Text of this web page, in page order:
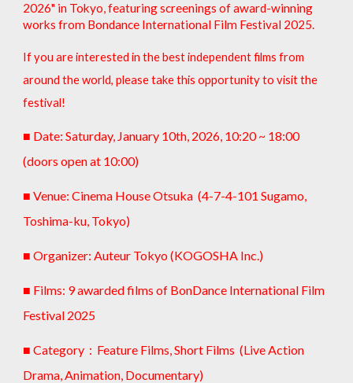
2026" in Tokyo, featuring screenings of award-winning
works from Bondance International Film Festival 2025.
If you are interested in the best independent films from
around the world, please take this opportunity to visit the
festival!
■ Date: Saturday, January 10th, 2026, 10:20 ~ 18:00
(doors open at 10:00)
■ Venue: Cinema House Otsuka (4-7-4-101 Sugamo,
Toshima-ku, Tokyo)
■ Organizer: Auteur Tokyo (KOGOSHA Inc.)
■ Films: 9awarded films of BonDance International Film
Festival 2025
■ Category：Feature Films, Short Films (Live Action
Drama, Animation, Documentary)